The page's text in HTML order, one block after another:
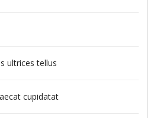
ultrices tellus
cupidatat